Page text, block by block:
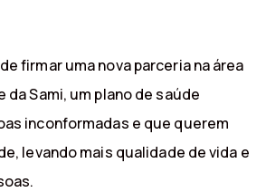
de firmar uma nova parceria na área
da Sami, um plano de saúde
inconformadas e que querem
levando mais qualidade de vida e